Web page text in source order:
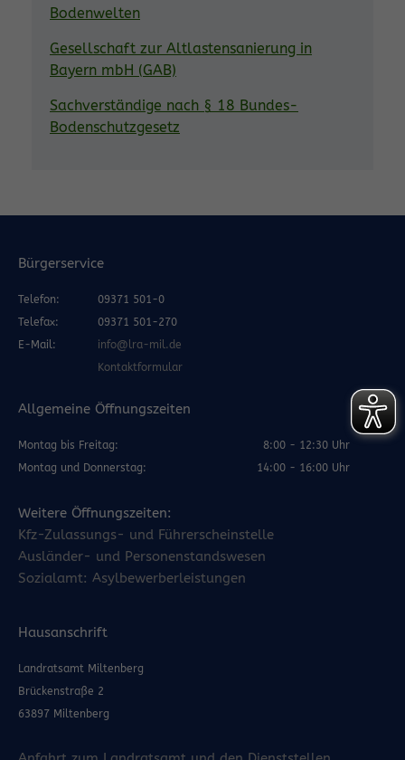
Bodenwelten
Gesellschaft zur Altlastensanierung in
Bayern mbH (GAB)
Sachverständige nach § 18 Bundes-
Bodenschutzgesetz
Bürgerservice
Telefon:
09371 501-0
Telefax:
09371 501-270
E-Mail:
info@lra-mil.de
Kontaktformular
Allgemeine Öffnungszeiten
Montag bis Freitag:
8:00 - 12:30 Uhr
Montag und Donnerstag:
14:00 - 16:00 Uhr
Weitere Öffnungszeiten:
Kfz-Zulassungs- und Führerscheinstelle
Ausländer- und Personenstandswesen
Sozialamt: Asylbewerberleistungen
Hausanschrift
Landratsamt Miltenberg
Brückenstraße 2
63897 Miltenberg